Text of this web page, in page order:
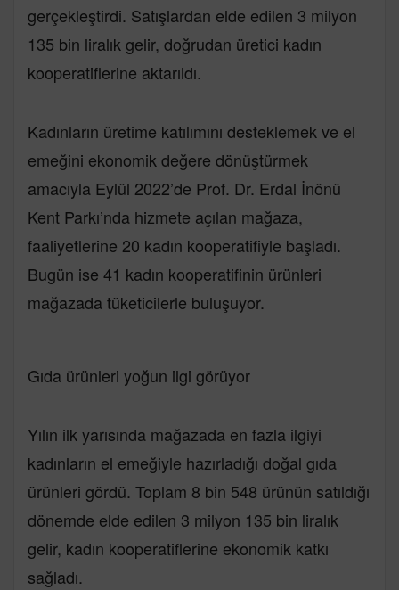
gerçekleştirdi. Satışlardan elde edilen 3 milyon
135 bin liralık gelir, doğrudan üretici kadın
kooperatiflerine aktarıldı.
Kadınların üretime katılımını desteklemek ve el
emeğini ekonomik değere dönüştürmek
amacıyla Eylül 2022’de Prof. Dr. Erdal İnönü
Kent Parkı’nda hizmete açılan mağaza,
faaliyetlerine 20 kadın kooperatifiyle başladı.
Bugün ise 41 kadın kooperatifinin ürünleri
mağazada tüketicilerle buluşuyor.
Gıda ürünleri yoğun ilgi görüyor
Yılın ilk yarısında mağazada en fazla ilgiyi
kadınların el emeğiyle hazırladığı doğal gıda
ürünleri gördü. Toplam 8 bin 548 ürünün satıldığı
dönemde elde edilen 3 milyon 135 bin liralık
gelir, kadın kooperatiflerine ekonomik katkı
sağladı.